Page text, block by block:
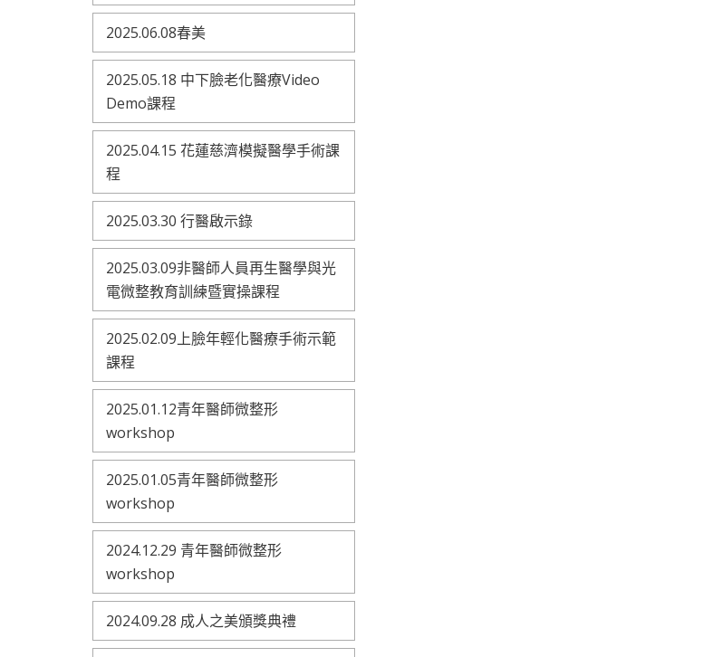
2025.06.08春美
2025.05.18 中下臉老化醫療Video
Demo課程
2025.04.15 花蓮慈濟模擬醫學手術課
程
2025.03.30 行醫啟示錄
2025.03.09非醫師人員再生醫學與光
電微整教育訓練暨實操課程
2025.02.09上臉年輕化醫療手術示範
課程
2025.01.12青年醫師微整形
workshop
2025.01.05青年醫師微整形
workshop
2024.12.29 青年醫師微整形
workshop
2024.09.28 成人之美頒獎典禮